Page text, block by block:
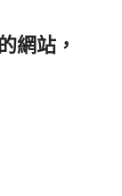
網站，